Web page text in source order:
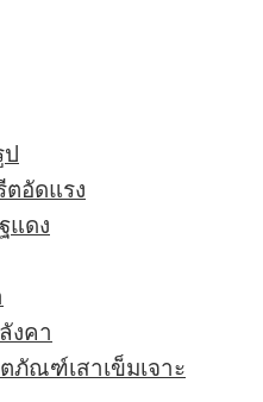
ตอัดแรง
แดง
งคา
ณฑ์เสาเข็มเจาะ